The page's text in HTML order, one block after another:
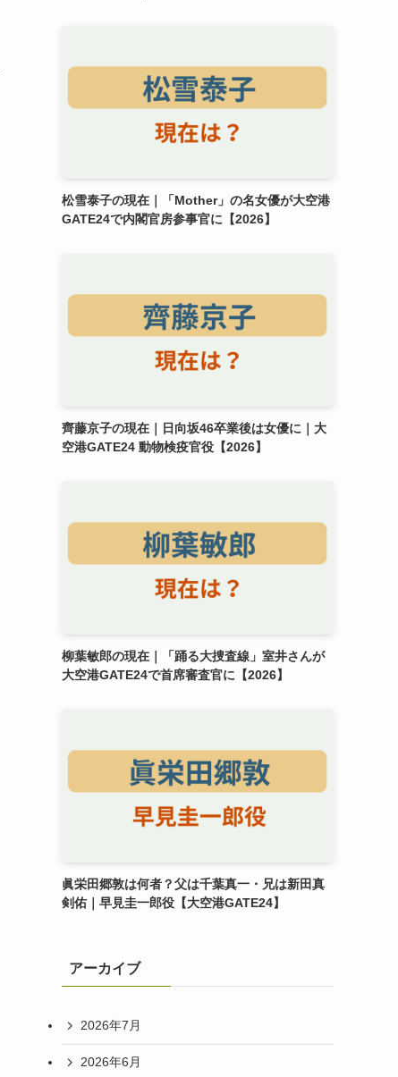
松雪泰子の現在｜「Mother」の名女優が大空港
GATE24で内閣官房参事官に【2026】
齊藤京子の現在｜日向坂46卒業後は女優に｜大
空港GATE24 動物検疫官役【2026】
柳葉敏郎の現在｜「踊る大捜査線」室井さんが
大空港GATE24で首席審査官に【2026】
眞栄田郷敦は何者？父は千葉真一・兄は新田真
剣佑｜早見圭一郎役【大空港GATE24】
アーカイブ
2026年7月
2026年6月